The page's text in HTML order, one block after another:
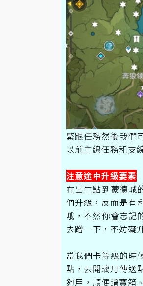
緊跟任務然後我們
以前主線任務和支
注意途中升級要素
在出生點到蒙德城
們升級，反而是有
哦，不然你會忘記
去蹭一下，不妨礙
當我們卡等級的時
點，去開璃月傳送
夠用，順便蹭寶箱